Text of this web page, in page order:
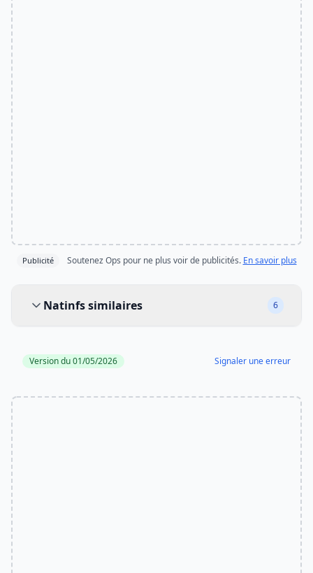
Publicité Soutenez Ops pour ne plus voir de publicités. En savoir plus
Natinfs similaires
6
Version du 01/05/2026 Signaler une erreur